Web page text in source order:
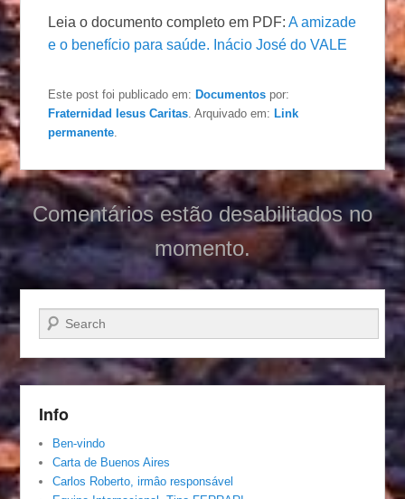
Leia o documento completo em PDF: A amizade
e o benefício para saúde. Inácio José do VALE
Este post foi publicado em:Documentos por:
Fraternidad Iesus Caritas . Arquivado em:Link
permanente
Comentários estão desabilitados no
momento.
Pesquisar…
Info
Ben-vindo
Carta de Buenos Aires
Carlos Roberto, irmâo responsável